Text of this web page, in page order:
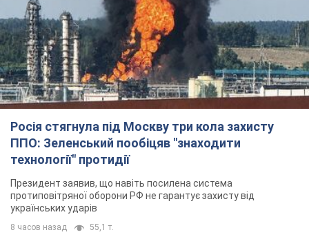
Росія стягнула під Москву три кола захисту
ППО: Зеленський пообіцяв "знаходити
технології" протидії
Президент заявив, що навіть посилена система
протиповітряної оборони РФ не гарантує захисту від
українських ударів
8 часов назад 55,1 т.